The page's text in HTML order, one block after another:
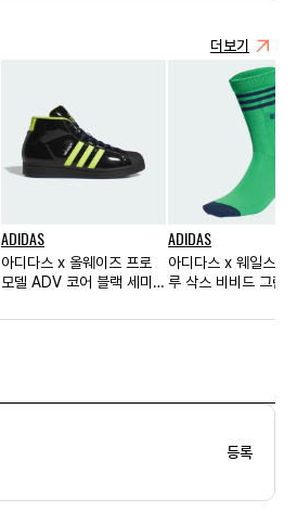
더보기
ADIDAS
아디다스 x 올웨이즈 프로
모델 ADV 코어 블랙 세미
ADIDAS
아디다스 x 웨일스 보
루 삭스 비비드 그린
등록